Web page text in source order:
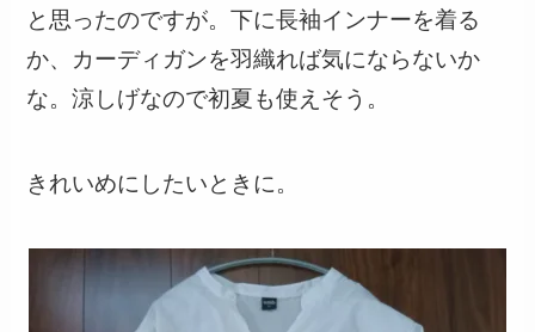
と思ったのですが。下に長袖インナーを着る
か、カーディガンを羽織れば気にならないか
な。涼しげなので初夏も使えそう。
きれいめにしたいときに。